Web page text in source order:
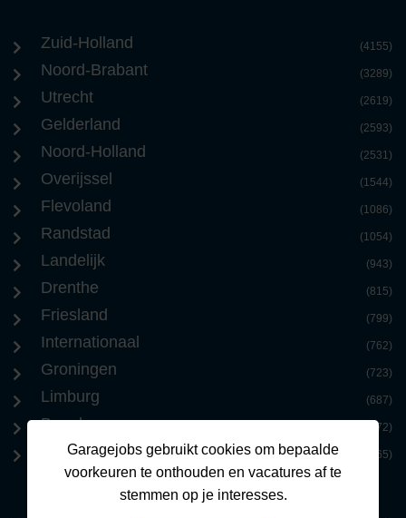
Zuid-Holland (4155)
Noord-Brabant (3289)
Utrecht (2619)
Gelderland (2593)
Noord-Holland (2531)
Overijssel (1544)
Flevoland (1086)
Randstad (1054)
Landelijk (943)
Drenthe (815)
Friesland (799)
Internationaal (762)
Groningen (723)
Limburg (687)
Benelux (572)
Zeeland (365)
Garagejobs gebruikt cookies om bepaalde
voorkeuren te onthouden en vacatures af te
stemmen op je interesses.